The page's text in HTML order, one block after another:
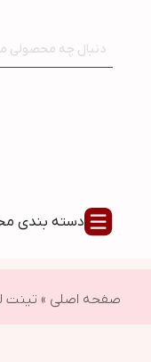
دسته بندی
صفحه اصلی » تینت